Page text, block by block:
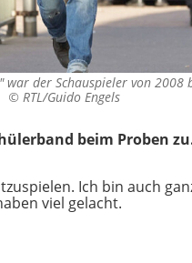
der Schauspieler von 2008
© RTL/Guido Engels
beim Proben
Ich bin auch
viel gelacht.